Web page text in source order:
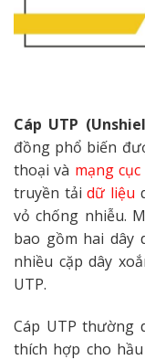
Cáp UTP
đồng phổ biến
thoại và mạng
truyền tảidữ liệu
vỏ chống nhiễu.
bao gồm hai dây
nhiều cặp dây
UTP.
Cáp UTP thường
thích hợp cho